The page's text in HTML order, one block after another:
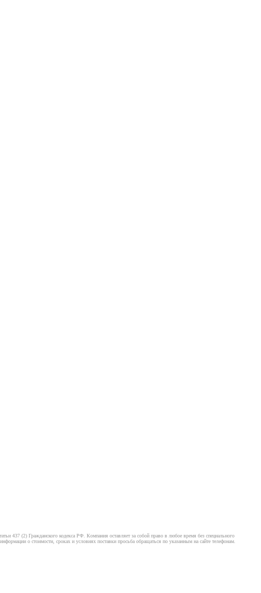
437 (2) Гражданского кодекса РФ. Компания оставляет за собой право в любое время без специального
о стоимости, сроках и условиях поставки просьба обращаться по указанным на сайте телефонам.